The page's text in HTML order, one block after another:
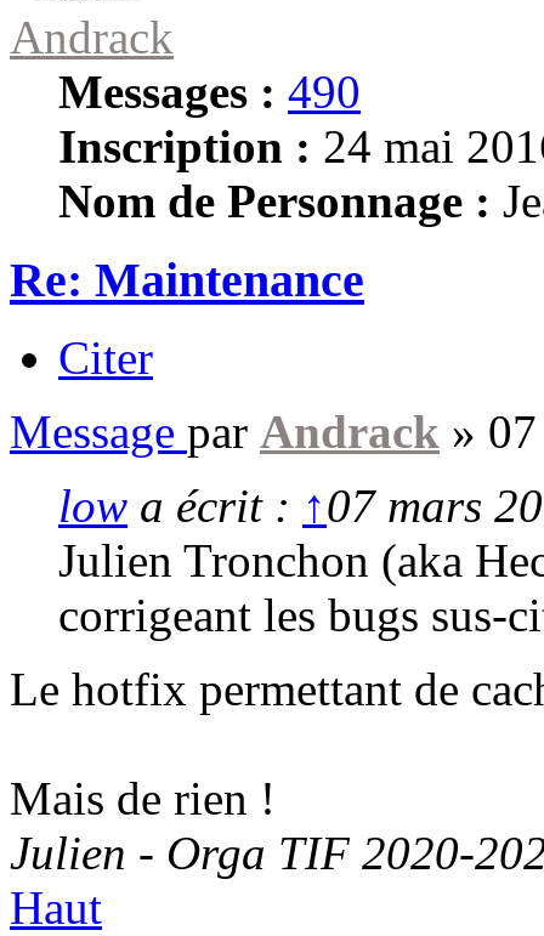
Andrack
Messages : 490
Inscription : 24 mai
Nom de Personnage :
Re: Maintenance
Citer
Message par Andrack »
low a écrit : ↑07 mars
Julien Tronchon (aka
corrigeant les bugs sus-
Le hotfix permettant de
Mais de rien !
Julien - Orga TIF 2020-
Haut